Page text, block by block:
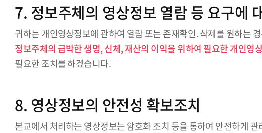
7. 정보주체의 영상정보 열람 등 요구에
귀하는 개인영상정보에 관하여 열람 또는 존재확인․삭제를 원하는
정보주체의 급박한 생명, 신체, 재산의 이익을 위하여 필요한 개인영
필요한 조치를 하겠습니다.
8. 영상정보의 안전성 확보조치
본교에서 처리하는 영상정보는 암호화 조치 등을 통하여 안전하게